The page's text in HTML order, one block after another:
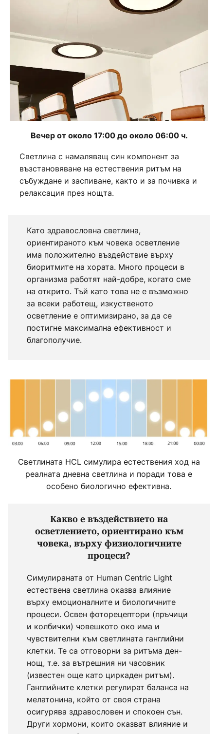
Вечер от около 17:00 до около 06:00 ч.
Светлина с намаляващ син компонент за
възстановяване на естествения ритъм на
събуждане и заспиване, както и за почивка и
релаксация през нощта.
Като здравословна светлина,
ориентираното към човека осветление
има положително въздействие върху
биоритмите на хората. Много процеси в
организма работят най-добре, когато сме
на открито. Тъй като това не е възможно
за всеки работещ, изкуственото
осветление е оптимизирано, за да се
постигне максимална ефективност и
благополучие.
Светлината HCL симулира естествения ход на
реалната дневна светлина и поради това е
особено биологично ефективна.
Какво е въздействието на
осветлението, ориентирано към
човека, върху физиологичните
процеси?
Симулираната от Human Centric Light
естествена светлина оказва влияние
върху емоционалните и биологичните
процеси. Освен фоторецептори (пръчици
и колбички) човешкото око има и
чувствителни към светлината ганглийни
клетки. Те са отговорни за ритъма ден-
нощ, т.е. за вътрешния ни часовник
(известен още като циркаден ритъм).
Ганглийните клетки регулират баланса на
мелатонина, който от своя страна
осигурява здравословен и спокоен сън.
Други хормони, които оказват влияние и